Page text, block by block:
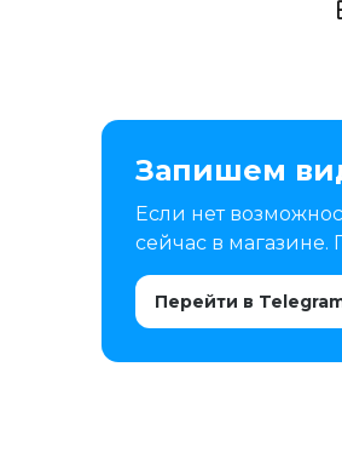
Запишем
Если нет
сейчас в магазине.
Перейти в